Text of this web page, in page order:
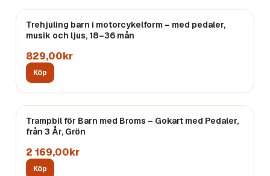
Trehjuling barn i motorcykelform – med pedaler,
musik och ljus, 18–36 mån
829,00kr
Köp
Trampbil för Barn med Broms – Gokart med Pedaler,
från 3 År, Grön
2 169,00kr
Köp